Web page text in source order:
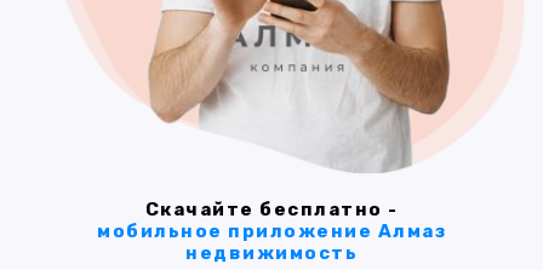
Скачайте бесплатно -
мобильное приложение Алмаз
недвижимость